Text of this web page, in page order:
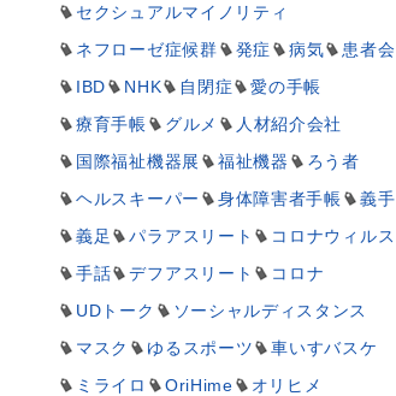
セクシュアルマイノリティ
ネフローゼ症候群
発症 病気
患者会
IBD
NHK 自閉症
愛の手帳
療育手帳
グルメ
人材紹介会社
国際福祉機器展
福祉機器
ろう者
ヘルスキーパー
身体障害者手帳
義手
義足
パラアスリート
コロナウィルス
手話
デフアスリート
コロナ
UDトーク
ソーシャルディスタンス
マスク
ゆるスポーツ
車いすバスケ
ミライロ
OriHime
オリヒメ